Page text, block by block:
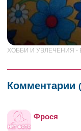
ХОББИ И УВЛЕЧЕНИЯ -
Комментарии
Фрося